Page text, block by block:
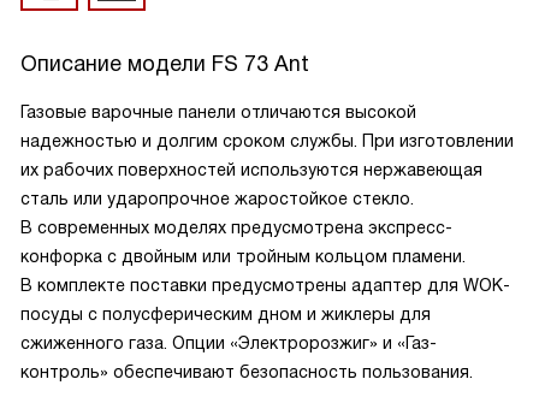
Описание модели FS 73 Ant
Газовые варочные панели отличаются высокой
надежностью и долгим сроком службы. При изготовлении
их рабочих поверхностей используются нержавеющая
сталь или ударопрочное жаростойкое стекло.
В современных моделях предусмотрена экспресс-
конфорка с двойным или тройным кольцом пламени.
В комплекте поставки предусмотрены адаптер для WOK-
посуды с полусферическим дном и жиклеры для
сжиженного газа. Опции «Электророзжиг» и «Газ-
контроль» обеспечивают безопасность пользования.